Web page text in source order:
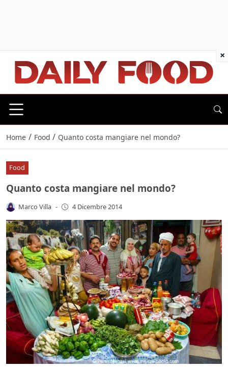
Home / Food / Quanto costa mangiare nel mondo?
Food
Quanto costa mangiare nel mondo?
Marco Villa - 4 Dicembre 2014
×